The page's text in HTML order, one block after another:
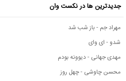
جدیدترین ها در نکست وان
مهراد جم - باز شب شد
شدو - ای وای
مهدی جهانی - دیوونه بودم
محسن چاوشی - چهل روز